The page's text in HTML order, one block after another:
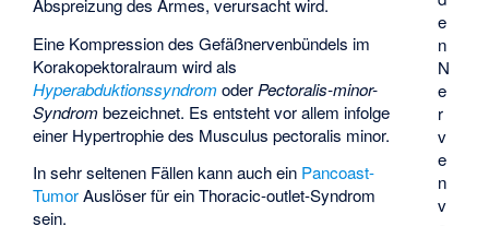
e
n
N
e
r
v
e
n
v
Abspreizung des Armes, verursacht wird.
Eine Kompression des Gefäßnervenbündels im
Korakopektoralraum wird als
Hyperabduktionssyndrom oder Pectoralis-minor-
Syndrom bezeichnet. Es entsteht vor allem infolge
einer Hypertrophie des Musculus pectoralis minor.
In sehr seltenen Fällen kann auch ein Pancoast-
TumorAuslöser für ein Thoracic-outlet-Syndrom
sein.